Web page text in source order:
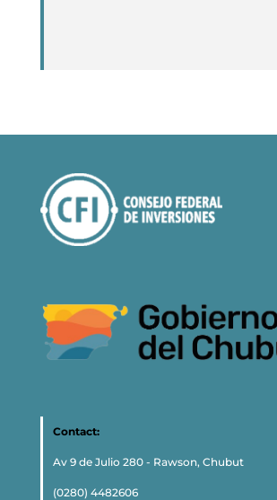
Contact:
Av 9 de Julio 280 - Rawson, Chubut
(0280) 4482606